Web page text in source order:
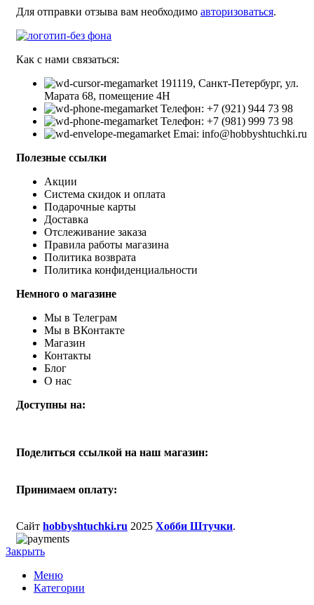
Для отправки отзыва вам необходимо авторизоваться.
Как с нами связаться:
191119, Санкт-Петербург, ул.
Марата 68, помещение 4Н
Телефон: +7 (921) 944 73 98
Телефон: +7 (981) 999 73 98
Emai: info@hobbyshtuchki.ru
Полезные ссылки
Акции
Система скидок и оплата
Подарочные карты
Доставка
Отслеживание заказа
Правила работы магазина
Политика возврата
Политика конфиденциальности
Немного о магазине
Мы в Телеграм
Мы в ВКонтакте
Магазин
Контакты
Блог
О нас
Доступны на:
Поделиться ссылкой на наш магазин:
Принимаем оплату:
Сайт hobbyshtuchki.ru 2025 Хобби Штучки.
Закрыть
Меню
Категории